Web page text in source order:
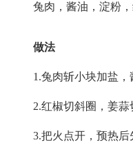
兔肉，酱油，淀粉
做法
1.兔肉斩小块加盐，
2.红椒切斜圈，姜蒜
3.把火点开，预热